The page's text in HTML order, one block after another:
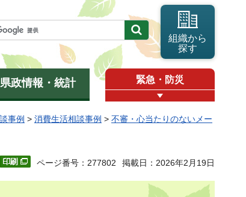
組織から
探す
県政情報・統計 緊急・防災
事例 > 消費生活相談事例 > 不審・心当たりのないメー
ページ番号：277802 掲載日：2026年2月19日